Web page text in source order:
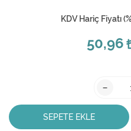
KDV Hariç Fiyatı (
50,96
-
SEPETE EKLE